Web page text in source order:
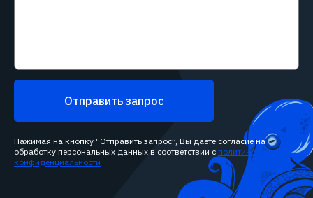
Отправить запрос
Нажимая на кнопку “Отправить запрос”, Вы даёте согласие на
обработку персональных данных в соответствии с политикой
конфиденциальности